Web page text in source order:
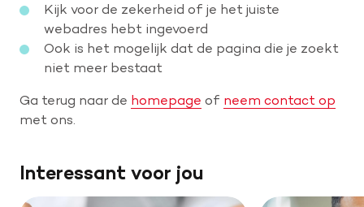
Is jouw hart gezond?
Help mee met geld
Leven met
Kijk voor de zekerheid of je het juiste
webadres hebt ingevoerd
Ook is het mogelijk dat de pagina die je zoekt
niet meer bestaat
Ga terug naar de homepage of neem contact op
met ons.
Interessant voor jou